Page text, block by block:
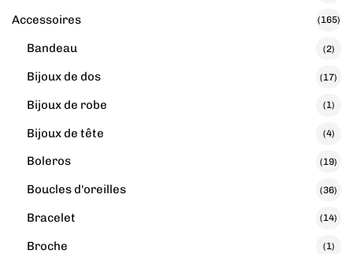
Accessoires (165)
Bandeau (2)
Bijoux de dos (17)
Bijoux de robe (1)
Bijoux de tête (4)
Boleros (19)
Boucles d'oreilles (36)
Bracelet (14)
Broche (1)